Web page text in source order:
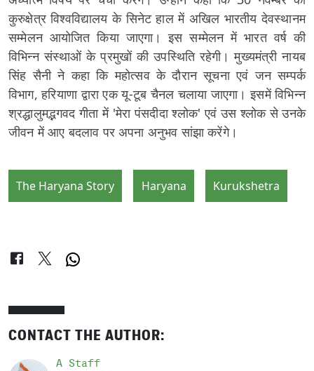
कुरुक्षेत्र विश्वविद्यालय के सिनेट हाल में अखिल भारतीय देवस्थानम
सम्मेलन आयोजित किया जाएगा। इस सम्मेलन में भारत वर्ष की
विभिन्न संस्थाओं के प्रमुखों की उपस्थिति रहेगी। मुख्यमंत्री नायब
सिंह सैनी ने कहा कि महोत्सव के दौरान सूचना एवं जन सम्पर्क
विभाग, हरियाणा द्वारा एक यू-टूब चैनल चलाया जाएगा। इसमें विभिन्न
श्रद्धालुमद्भगवद गीता में 'मेरा पंसदीदा श्लोक' एवं उस श्लोक से उनके
जीवन में आए बदलाव पर अपना अनुभव सांझा करेंगे।
The Haryana Story Haryana Kurukshetra
CONTACT THE AUTHOR:
A Staff